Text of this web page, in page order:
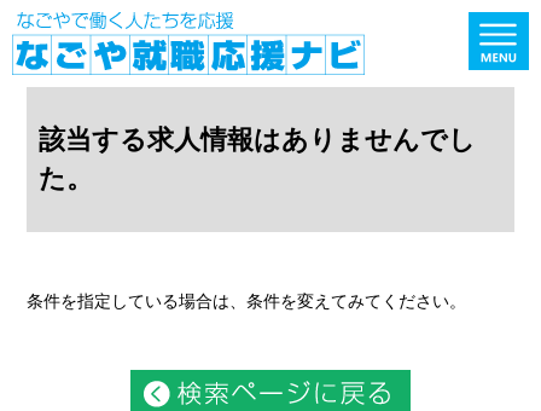
該当する求人情報はありませんでし
た。
条件を指定している場合は、条件を変えてみてください。